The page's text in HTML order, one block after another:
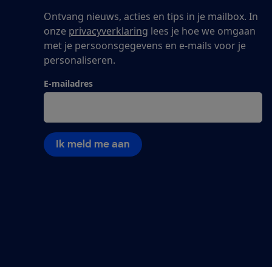
Ontvang nieuws, acties en tips in je mailbox. In
onze privacyverklaring lees je hoe we omgaan
met je persoonsgegevens en e-mails voor je
personaliseren.
E-mailadres
Ik meld me aan